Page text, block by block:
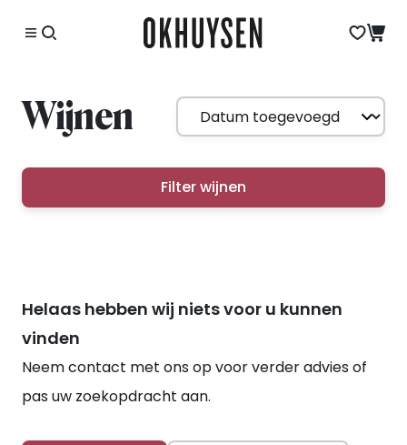
Wijnen
Filter wijnen
Helaas hebben wij niets voor u kunnen
vinden
Neem contact met ons op voor verder advies of
pas uw zoekopdracht aan.